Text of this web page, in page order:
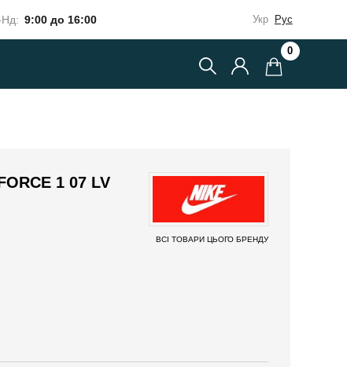
9:00 до 16:00 Укр Рус
0
1 07 LV
ВСІ ТОВАРИ ЦЬОГО БРЕНДУ